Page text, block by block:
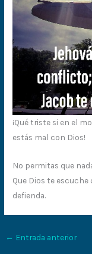
¡Qué triste si en el
estás mal con Dios!
No permitas que
Que Dios te
defienda.
← Entrada anterior